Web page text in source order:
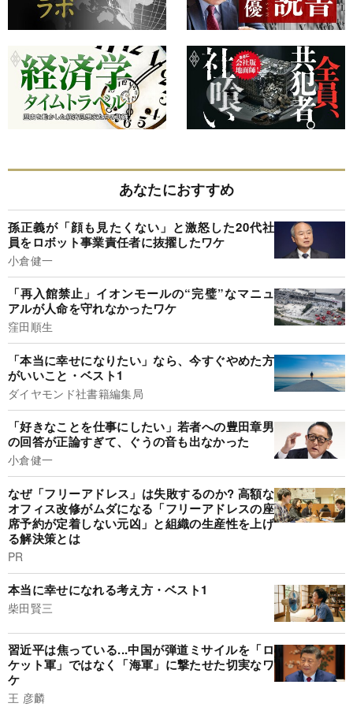
あなたにおすすめ
孫正義が「顔も見たくない」と激怒した20代社
員をロボット事業責任者に抜擢したワケ
小倉健一
「再入館禁止」イオンモールの“完璧”なマニュ
アルが人命を守れなかったワケ
窪田順生
「本当に幸せになりたい」なら、今すぐやめた方
がいいこと・ベスト1
ダイヤモンド社書籍編集局
「好きなことを仕事にしたい」若者への豊田章男
の回答が正論すぎて、ぐうの音も出なかった
小倉健一
なぜ「フリーアドレス」は失敗するのか? 高額な
オフィス改修がムダになる「フリーアドレスの座
席予約が定着しない元凶」と組織の生産性を上げ
る解決策とは
PR
本当に幸せになれる考え方・ベスト1
柴田賢三
習近平は焦っている...中国が弾道ミサイルを「ロ
ケット軍」ではなく「海軍」に撃たせた切実なワ
ケ
王 彦麟